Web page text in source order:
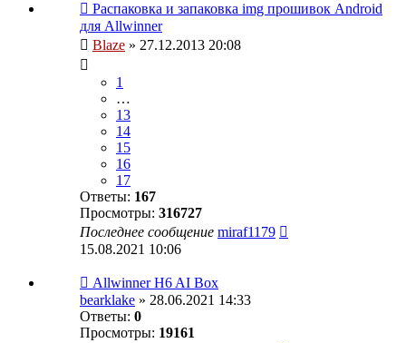
Распаковка и запаковка img прошивок Android
для Allwinner
Blaze » 27.12.2013 20:08
1
…
13
14
15
16
17
Ответы: 167
Просмотры: 316727
Последнее сообщение miraf1179
15.08.2021 10:06
Allwinner H6 AI Box
bearklake » 28.06.2021 14:33
Ответы: 0
Просмотры: 19161